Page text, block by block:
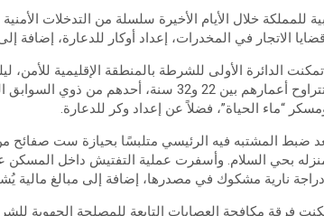
للمملكة خلال الأيام الأخيرة سلسلة من التدخلات
الاتجار في المخدرات، إعداد أوكار للدعارة، إضافة
من بينهم ثلاث نساء، تتراوح أعمارهم بين 22
“ماء الحياة”، فضلاً عن إعداد وكر للدعارة.
ضبط المشتبه فيه الرئيسي متلبسًا بحيازة ست صفائح
منزله بحي السلام. وأسفرت عملية التفتيش داخل
نارية مشكوك في مصدرها، إضافة إلى مبالغ مالية